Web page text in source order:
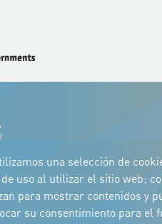
una selección de
uso al utilizar el sitio web;
para mostrar contenidos y
su consentimiento para